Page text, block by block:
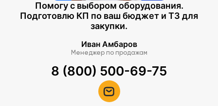
Помогу с выбором оборудования.
Подготовлю КП по ваш бюджет и ТЗ для
закупки.
Иван Амбаров
Менеджер по продажам
8 (800) 500-69-75